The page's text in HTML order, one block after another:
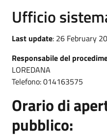
Ufficio
Last update: 26 February
Responsabile del
LOREDANA
Telefono: 014163575
Orario di
pubblico: